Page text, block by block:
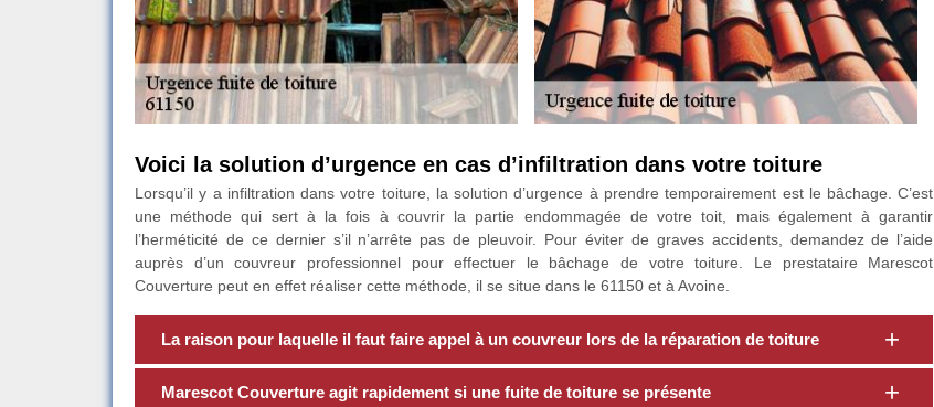
Voici la solution d’urgence en cas d’infiltration dans votre toiture
Lorsqu’il y a infiltration dans votre toiture, la solution d’urgence à prendre temporairement est le bâchage. C’est
une méthode qui sert à la fois à couvrir la partie endommagée de votre toit, mais également à garantir
l’herméticité de ce dernier s’il n’arrête pas de pleuvoir. Pour éviter de graves accidents, demandez de l’aide
auprès d’un couvreur professionnel pour effectuer le bâchage de votre toiture. Le prestataire Marescot
Couverture peut en effet réaliser cette méthode, il se situe dans le 61150 et à Avoine.
La raison pour laquelle il faut faire appel à un couvreur lors de la réparation de toiture
Marescot Couverture agit rapidement si une fuite de toiture se présente